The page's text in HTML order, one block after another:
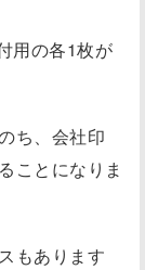
用の各1枚が
ち、会社印
ことになりま
もあります